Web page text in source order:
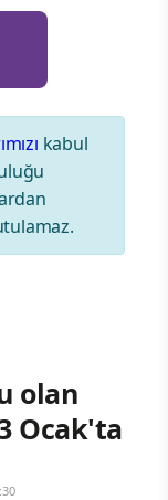
kabul
olan
Ocak'ta